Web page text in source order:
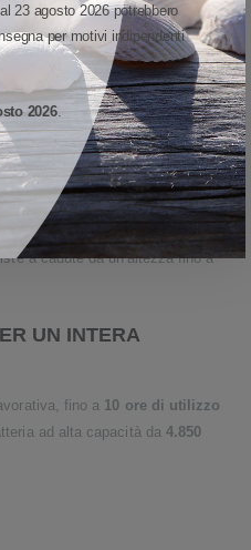
23 agosto 2026 potrebbero
per motivi indipendenti
2026.
della struttura aziendale o in aree
offre tutta la connettività
solo Wi-FioppureWi-Fi + rete
(solo trasmissione dati; il 4G
DI NECESSITA'
una maggiore robustezza
a cadute da un'altezza fino a
UN INTERA
fino a 10 ore di utilizzo
ad alta capacità da 4.850